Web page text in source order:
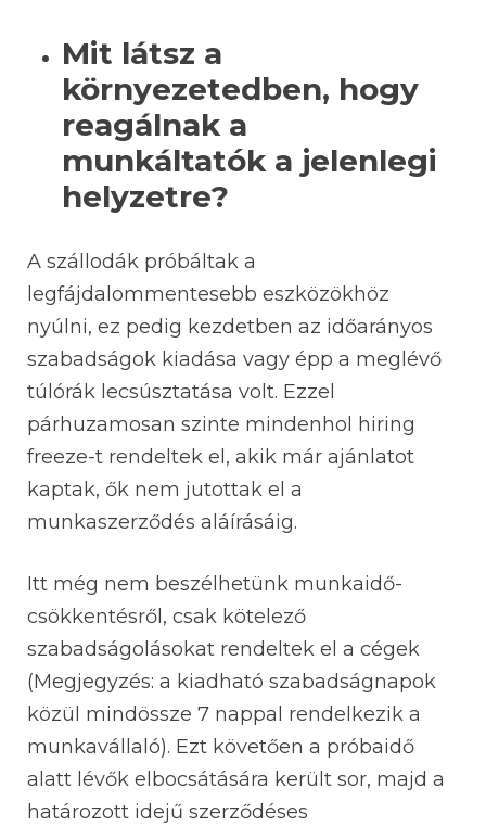
Mit látsz a
környezetedben, hogy
reagálnak a
munkáltatók a jelenlegi
helyzetre?
A szállodák próbáltak a
legfájdalommentesebb eszközökhöz
nyúlni, ez pedig kezdetben az időarányos
szabadságok kiadása vagy épp a meglévő
túlórák lecsúsztatása volt. Ezzel
párhuzamosan szinte mindenhol hiring
freeze-t rendeltek el, akik már ajánlatot
kaptak, ők nem jutottak el a
munkaszerződés aláírásáig.
Itt még nem beszélhetünk munkaidő-
csökkentésről, csak kötelező
szabadságolásokat rendeltek el a cégek
(Megjegyzés: a kiadható szabadságnapok
közül mindössze 7 nappal rendelkezik a
munkavállaló). Ezt követően a próbaidő
alatt lévők elbocsátására került sor, majd a
határozott idejű szerződéses